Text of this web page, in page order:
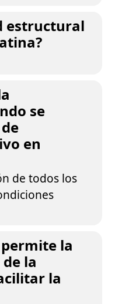
estructural
se
en
de todos los
la
la
la